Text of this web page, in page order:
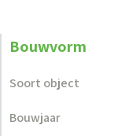
Bouwvorm
Soort object
Bouwjaar